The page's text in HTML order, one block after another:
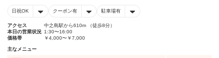
日祝OK クーポン有 駐車場有
アクセス
中之島駅から610m （徒歩8分）
本日の営業状況 1:30〜16:00
価格帯
￥4,000〜￥7,000
主なメニュー